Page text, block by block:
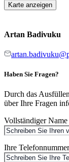
Karte anzeigen
Artan Badivuku
Haben Sie Fragen?
Durch das
über Ihre Fragen
Vollständiger Name
Ihre Telefonnummer